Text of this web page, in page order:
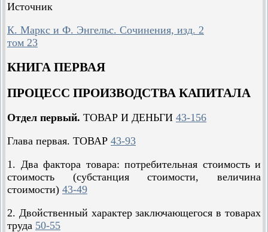
Источник
К. Маркс и Ф. Энгельс. Сочинения, изд. 2
том 23
КНИГА ПЕРВАЯ
ПРОЦЕСС ПРОИЗВОДСТВА КАПИТАЛА
Отдел первый. ТОВАР И ДЕНЬГИ 43-156
Глава первая. ТОВАР 43-93
1. Два фактора товара: потребительная стоимость и
стоимость (субстанция стоимости, величина
стоимости) 43-49
2. Двойственный характер заключающегося в товарах
труда 50-55